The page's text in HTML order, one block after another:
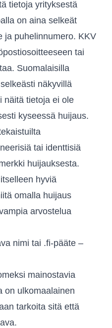
tietoja yrityksestä
on aina selkeät
ja puhelinnumero. KKV
tai
Suomalaisilla
näkyvillä
näitä tietoja ei ole
kyseessä huijaus.
tai identtisiä
huijauksesta.
hyviä
omalla huijaus
arvostelua
nimi tai .fi-pääte –
mainostavia
on ulkomaalainen
tarkoita sitä että